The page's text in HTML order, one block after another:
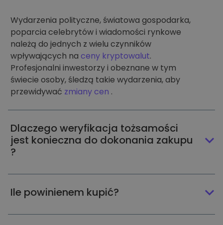
Wydarzenia polityczne, światowa gospodarka,
poparcia celebrytów i wiadomości rynkowe
należą do jednych z wielu czynników
wpływających na ceny kryptowalut.
Profesjonalni inwestorzy i obeznane w tym
świecie osoby, śledzą takie wydarzenia, aby
przewidywać zmiany cen .
Dlaczego weryfikacja tożsamości
jest konieczna do dokonania zakupu
?
Ile powinienem kupić?